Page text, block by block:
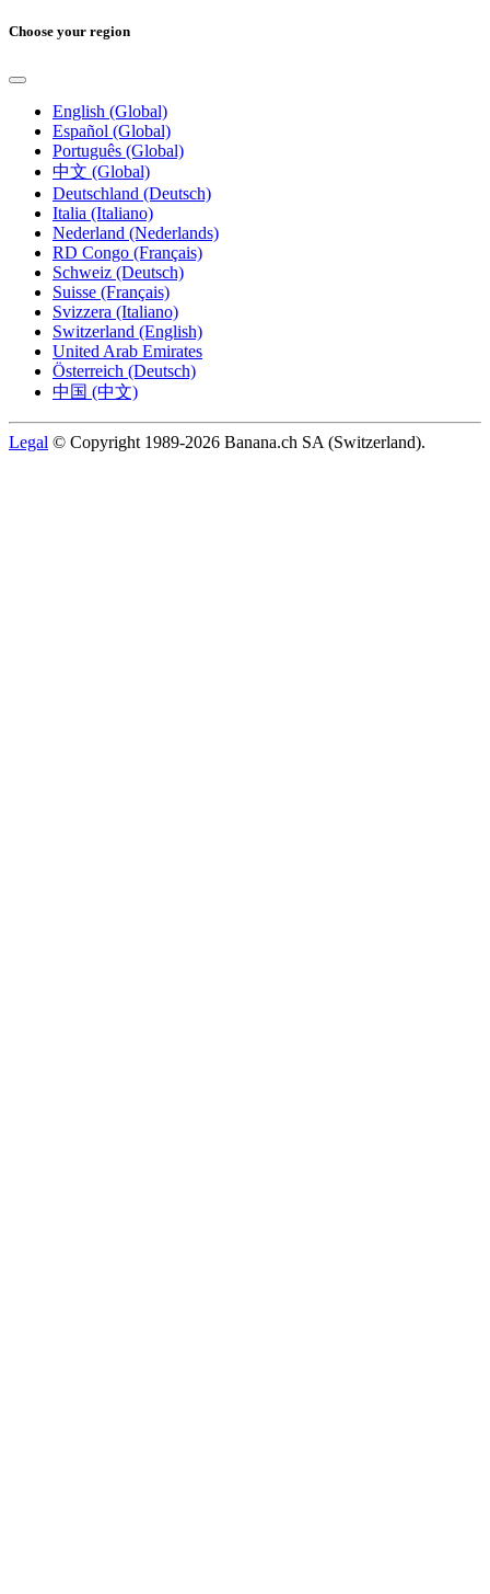
Choose your region
English (Global)
Español (Global)
Português (Global)
中文 (Global)
Deutschland (Deutsch)
Italia (Italiano)
Nederland (Nederlands)
RD Congo (Français)
Schweiz (Deutsch)
Suisse (Français)
Svizzera (Italiano)
Switzerland (English)
United Arab Emirates
Österreich (Deutsch)
中国 (中文)
Legal © Copyright 1989-2026 Banana.ch SA (Switzerland).